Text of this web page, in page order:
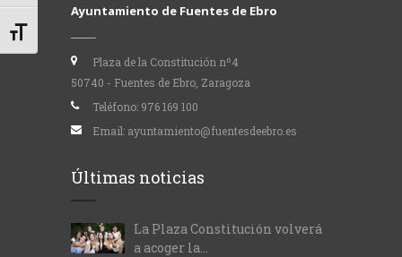
Alternar tamaño de letra
Ayuntamiento de Fuentes de Ebro
Plaza de la Constitución nº4
50740 - Fuentes de Ebro, Zaragoza
Teléfono: 976 169 100
Email: ayuntamiento@fuentesdeebro.es
Últimas noticias
La Plaza Constitución volverá
a acoger la...